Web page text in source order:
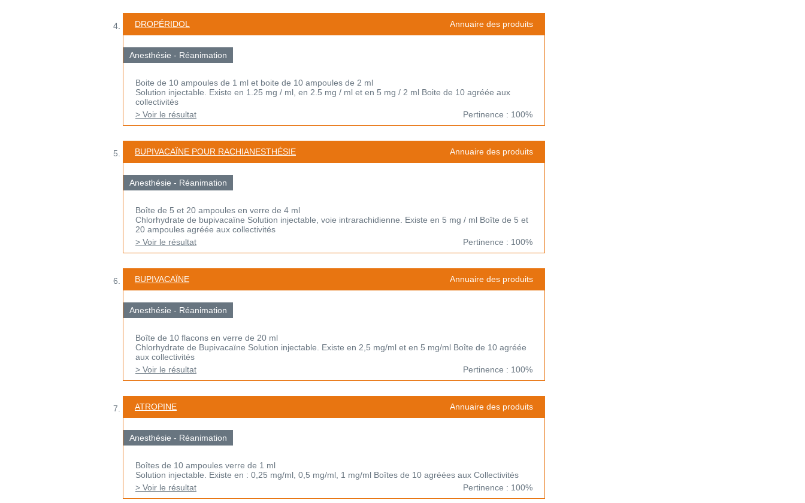
DROPÉRIDOL Annuaire des produits
Anesthésie - Réanimation
Boite de 10 ampoules de 1 ml et boite de 10 ampoules de 2 ml
Solution injectable. Existe en 1.25 mg / ml, en 2.5 mg / ml et en 5 mg / 2 ml Boite de 10 agréée aux
collectivités
> Voir le résultat
Pertinence : 100%
BUPIVACAÏNE POUR RACHIANESTHÉSIE Annuaire des produits
Anesthésie - Réanimation
Boîte de 5 et 20 ampoules en verre de 4 ml
Chlorhydrate de bupivacaïne Solution injectable, voie intrarachidienne. Existe en 5 mg / ml Boîte de 5 et
20 ampoules agréée aux collectivités
> Voir le résultat
Pertinence : 100%
BUPIVACAÏNE Annuaire des produits
Anesthésie - Réanimation
Boîte de 10 flacons en verre de 20 ml
Chlorhydrate de Bupivacaïne Solution injectable. Existe en 2,5 mg/ml et en 5 mg/ml Boîte de 10 agréée
aux collectivités
> Voir le résultat
Pertinence : 100%
ATROPINE Annuaire des produits
Anesthésie - Réanimation
Boîtes de 10 ampoules verre de 1 ml
Solution injectable. Existe en : 0,25 mg/ml, 0,5 mg/ml, 1 mg/ml Boîtes de 10 agréées aux Collectivités
> Voir le résultat
Pertinence : 100%